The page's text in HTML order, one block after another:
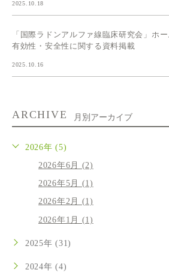
2025.10.18
「国際ラドンアルファ線臨床研究会」ホ
有効性・安全性に関する資料掲載
2025.10.16
ARCHIVE 月別アーカイブ
2026年 (5)
2026年6月 (2)
2026年5月 (1)
2026年2月 (1)
2026年1月 (1)
2025年 (31)
2024年 (4)